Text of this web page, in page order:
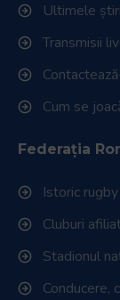
Ultimele știri
Transmisii
Cum se
Federația
Istoric
Cluburi
Stadionul
Conducere,